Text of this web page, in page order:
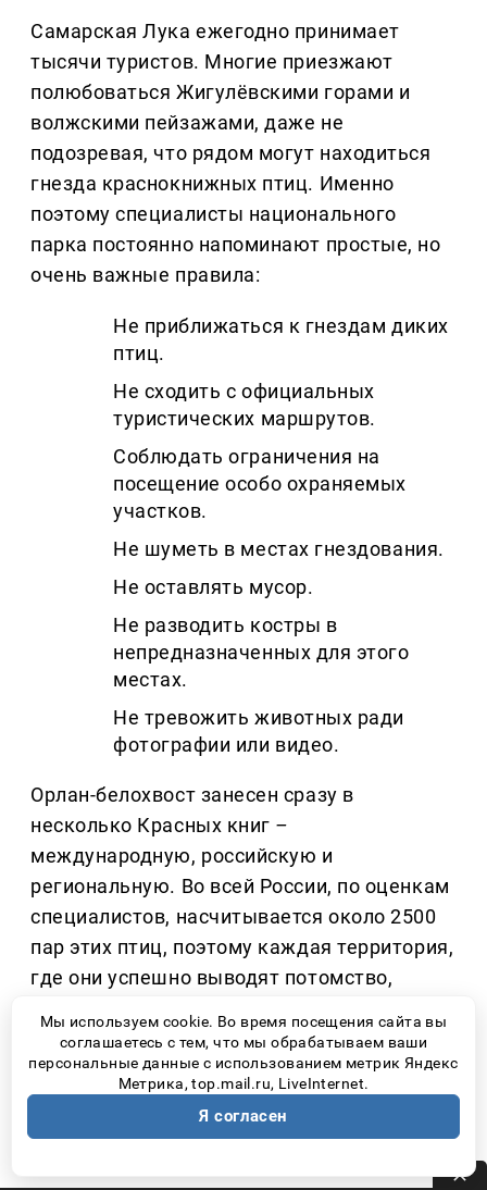
Самарская Лука ежегодно принимает
тысячи туристов. Многие приезжают
полюбоваться Жигулёвскими горами и
волжскими пейзажами, даже не
подозревая, что рядом могут находиться
гнезда краснокнижных птиц. Именно
поэтому специалисты национального
парка постоянно напоминают простые, но
очень важные правила:
Не приближаться к гнездам диких
птиц.
Не сходить с официальных
туристических маршрутов.
Соблюдать ограничения на
посещение особо охраняемых
участков.
Не шуметь в местах гнездования.
Не оставлять мусор.
Не разводить костры в
непредназначенных для этого
местах.
Не тревожить животных ради
фотографии или видео.
Орлан-белохвост занесен сразу в
несколько Красных книг –
международную, российскую и
региональную. Во всей России, по оценкам
специалистов, насчитывается около 2500
пар этих птиц, поэтому каждая территория,
где они успешно выводят потомство,
вида.
По данным участников проекта, сегодня на
территории национального парка обитает
Мы используем cookie. Во время посещения сайта вы
соглашаетесь с тем, что мы обрабатываем ваши
персональные данные с использованием метрик Яндекс
Метрика, top.mail.ru, LiveInternet.
Я согласен